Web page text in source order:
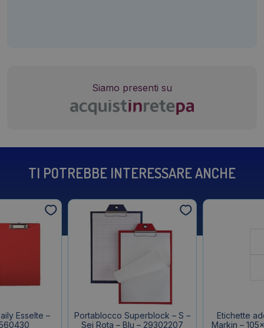
Siamo presenti su
TI POTREBBE INTERESSARE ANCHE
Esselte –
Portablocco Superblock – S –
Sei Rota – Blu – 29302207
Etichette
Markin –